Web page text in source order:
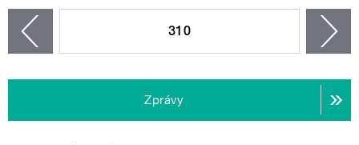
310
Zprávy